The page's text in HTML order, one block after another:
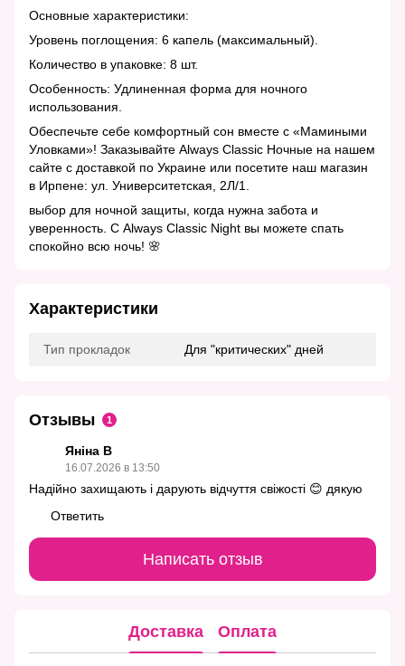
Основные характеристики:
Уровень поглощения: 6 капель (максимальный).
Количество в упаковке: 8 шт.
Особенность: Удлиненная форма для ночного
использования.
Обеспечьте себе комфортный сон вместе с «Мамиными
Уловками»! Заказывайте Always Classic Ночные на нашем
сайте с доставкой по Украине или посетите наш магазин
в Ирпене: ул. Университетская, 2Л/1.
выбор для ночной защиты, когда нужна забота и
уверенность. С Always Classic Night вы можете спать
спокойно всю ночь! 🌸
Характеристики
Тип прокладок Для "критических" дней
Отзывы 1
Яніна В
16.07.2026 в 13:50
Надійно захищають і дарують відчуття свіжості 😊 дякую
Ответить
Написать отзыв
Доставка Оплата